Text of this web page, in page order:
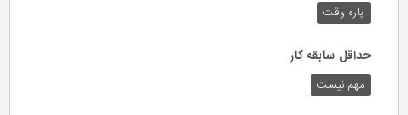
پاره وقت
حداقل سابقه کار
مهم نیست